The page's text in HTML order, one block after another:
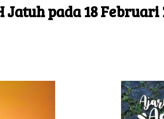
pada 18 Februari